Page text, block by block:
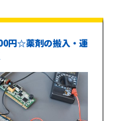
円☆薬剤の搬入・運